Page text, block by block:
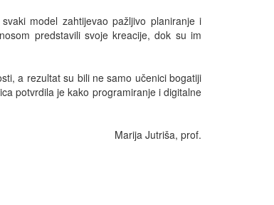
model zahtijevao pažljivo planiranje i
predstavili svoje kreacije, dok su im
a rezultat su bili ne samo učenici bogatiji
potvrdila je kako programiranje i digitalne
Marija Jutriša, prof.